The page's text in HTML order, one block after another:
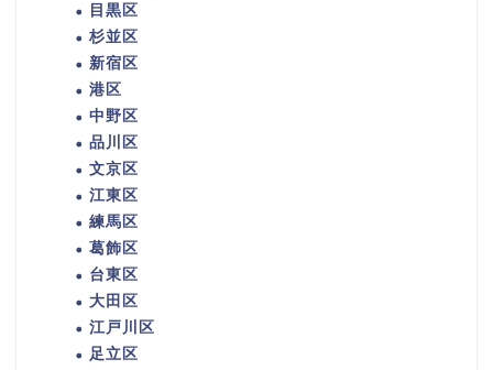
目黒区
杉並区
新宿区
港区
中野区
品川区
文京区
江東区
練馬区
葛飾区
台東区
大田区
江戸川区
足立区